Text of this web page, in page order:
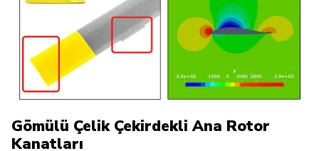
Gömülü Çelik Çekirdekli Ana Rotor
Kanatları